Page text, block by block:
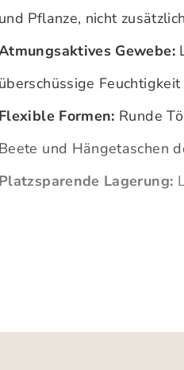
und Pflanze, nicht
Gewebe:
überschüssige
Flexible Formen: Runde
Beete und Hängetaschen
Platzsparende Lagerung: